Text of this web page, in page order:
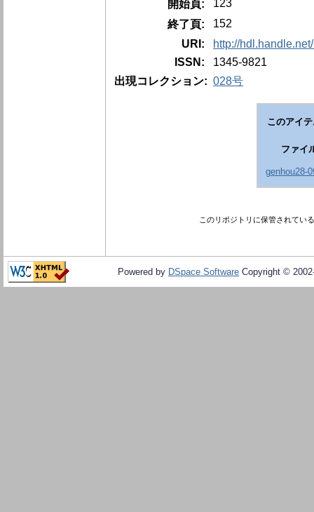
開始頁:
123
終了頁:
152
URI:
http://
ISSN:
1345-9821
出現コレクション: 028号
このアイ
ファイ
genhou28-
このリポジトリに保管されてい
Powered by DSpace Software Copyright ©